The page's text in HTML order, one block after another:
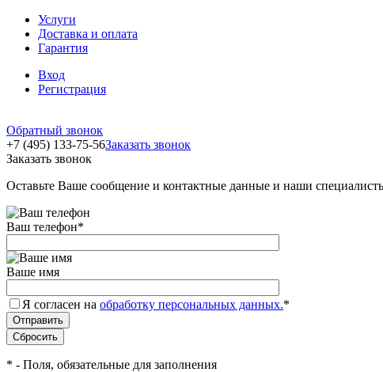
Услуги
Доставка и оплата
Гарантия
Вход
Регистрация
Обратный звонок
+7 (495) 133-75-56Заказать звонок
Заказать звонок
Оставьте Ваше сообщение и контактные данные и наши
Ваш телефон*
Ваше имя
Я согласен на обработку персональных данных.*
* - Поля, обязательные для заполнения